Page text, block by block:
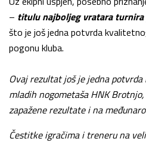
– titulu najboljeg vratara turnira
što je još jedna potvrda
pogonu kluba.
Ovaj rezultat još je jedna
mladih nogometaša HNK
zapažene rezultate i na
Čestitke igračima i treneru na